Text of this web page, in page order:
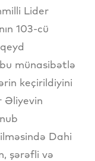
Lider
103-cü
münasibətlə
keçirildiyini
Əliyevin
Dahi
şərəfli və